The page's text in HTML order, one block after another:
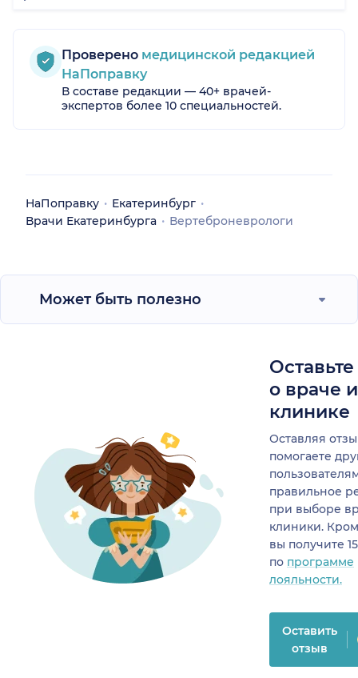
Проверено медицинской редакцией
НаПоправку
В составе редакции — 40+ врачей-
экспертов более 10 специальностей.
НаПоправку
Екатеринбург
Врачи Екатеринбурга
Вертеброневрологи
Может быть полезно
о враче
клинике
Оставляя
помогаете
правильное
при выборе
клиники.
вы получите
по программе
лояльности.
Оставить
отзыв